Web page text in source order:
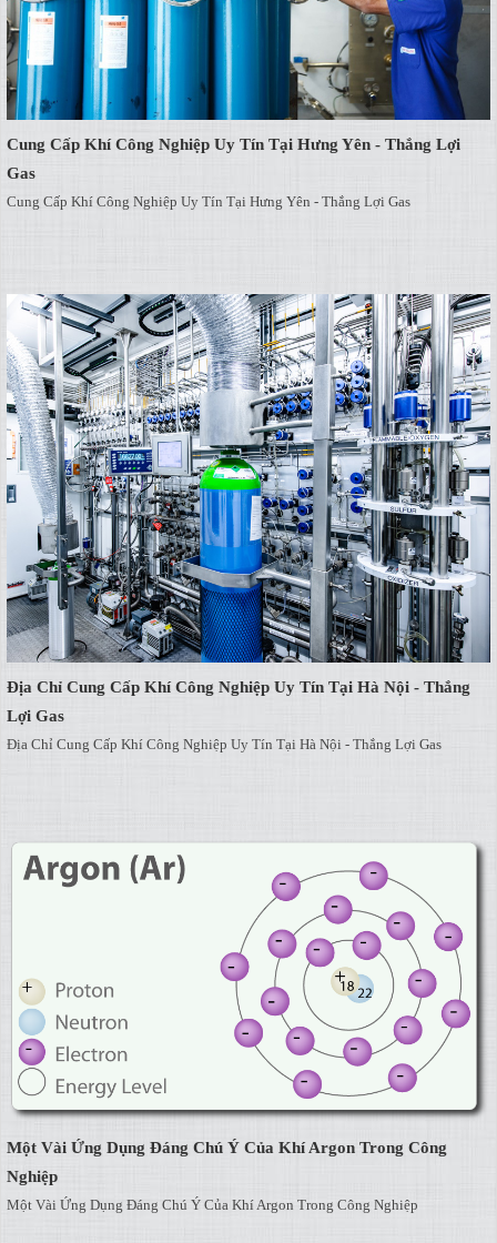
Cung Cấp Khí Công Nghiệp Uy Tín Tại Hưng Yên - Thắng Lợi
Gas
Cung Cấp Khí Công Nghiệp Uy Tín Tại Hưng Yên - Thắng Lợi Gas
Địa Chỉ Cung Cấp Khí Công Nghiệp Uy Tín Tại Hà Nội - Thắng
Lợi Gas
Địa Chỉ Cung Cấp Khí Công Nghiệp Uy Tín Tại Hà Nội - Thắng Lợi Gas
Một Vài Ứng Dụng Đáng Chú Ý Của Khí Argon Trong Công
Nghiệp
Một Vài Ứng Dụng Đáng Chú Ý Của Khí Argon Trong Công Nghiệp